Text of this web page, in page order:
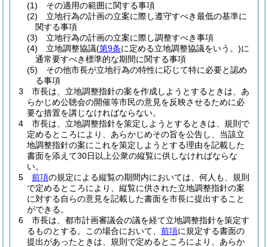
(1)
その適用の範囲に関する事項
(2)
立地行為の計画の立案に際し遵守すべき最低の基準に
関する事項
(3)
立地行為の計画の立案に際し調整すべき事項
(4)
立地調整協議(第9条に定める立地調整協議をいう。)に
通常要すべき標準的な期間に関する事項
(5)
その他市長が立地行為の特性に応じて特に必要と認め
る事項
3
市長は、立地調整指針の案を作成しようとするときは、あ
らかじめ公聴会の開催等市民の意見を反映させるために必
要な措置を講じなければならない。
4
市長は、立地調整指針を策定しようとするときは、規則で
定めるところにより、あらかじめその旨を公告し、当該立
地調整指針の案にこれを策定しようとする理由を記載した
書面を添えて30日以上公衆の縦覧に供しなければならな
い。
5
前項の規定による縦覧の期間内においては、何人も、規則
で定めるところにより、縦覧に供された立地調整指針の案
に対する自らの意見を記載した書面を市長に提出すること
ができる。
6
市長は、都市計画審議会の議を経て立地調整指針を策定す
るものとする。
この場合において、 前項に規定する書面の
提出があったときは、規則で定めるところにより、あらか